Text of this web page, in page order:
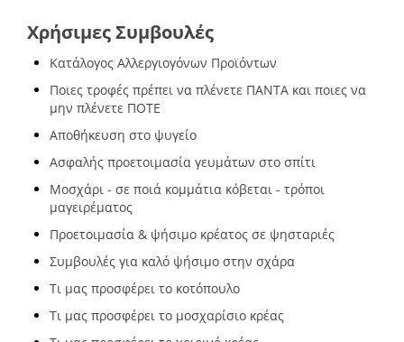
Χρήσιμες Συμβουλές
Κατάλογος Αλλεργιογόνων Προϊόντων
Ποιες τροφές πρέπει να πλένετε ΠΑΝΤΑ και ποιες να
μην πλένετε ΠΟΤΕ
Αποθήκευση στο ψυγείο
Ασφαλής προετοιμασία γευμάτων στο σπίτι
Μοσχάρι - σε ποιά κομμάτια κόβεται - τρόποι
μαγειρέματος
Προετοιμασία & ψήσιμο κρέατος σε ψησταριές
Συμβουλές για καλό ψήσιμο στην σχάρα
Τι μας προσφέρει το κοτόπουλο
Τι μας προσφέρει το μοσχαρίσιο κρέας